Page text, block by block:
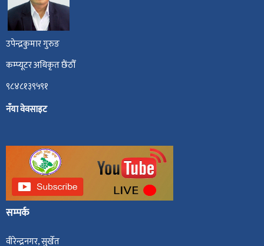
उपेन्द्रकुमार गुरुङ
कम्प्यूटर अधिकृत छैंठौँ
९८४८१३९५९१
नँया वेवसाइट
सम्पर्क
वीरेन्द्रनगर, सुर्खेत